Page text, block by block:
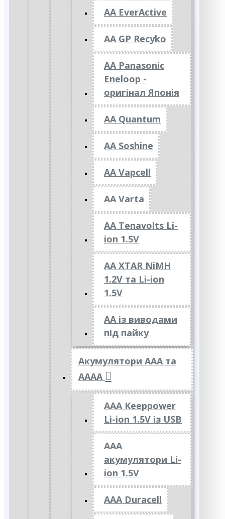
AA EverActive
AA GP Recyko
AA Panasonic
Eneloop -
оригінал Японія
AA Quantum
AA Soshine
AA Vapcell
AA Varta
AA Tenavolts Li-
ion 1.5V
AA XTAR NiMH
1.2V та Li-ion
1.5V
АА із виводами
під пайку
Акумулятори ААА та
АААА
AAA Keeppower
Li-ion 1.5V із USB
ААА
акумулятори Li-
ion 1.5V
AAA Duracell